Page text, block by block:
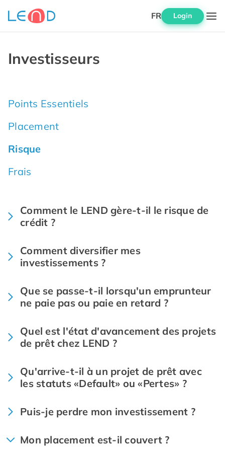
FR Login
Investisseurs
Points Essentiels
Placement
Risque
Frais
Comment le LEND gère-t-il le risque de
crédit ?
Comment diversifier mes
investissements ?
Que se passe-t-il lorsqu'un emprunteur
ne paie pas ou paie en retard ?
Quel est l'état d'avancement des projets
de prêt chez LEND ?
Qu'arrive-t-il à un projet de prêt avec
les statuts «Default» ou «Pertes» ?
Puis-je perdre mon investissement ?
Mon placement est-il couvert ?